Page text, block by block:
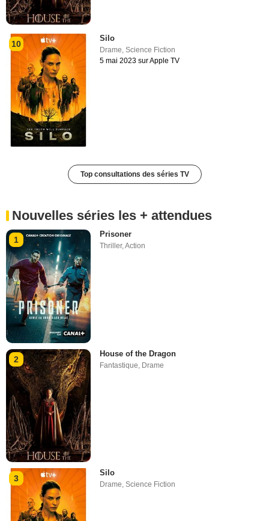
10
Silo
Drame,Science Fiction
5 mai 2023 sur Apple TV
Top consultations des séries TV
Nouvelles séries les + attendues
1
Prisoner
Thriller,Action
2
House of the Dragon
Fantastique Drame
3
Silo
Drame,Science Fiction